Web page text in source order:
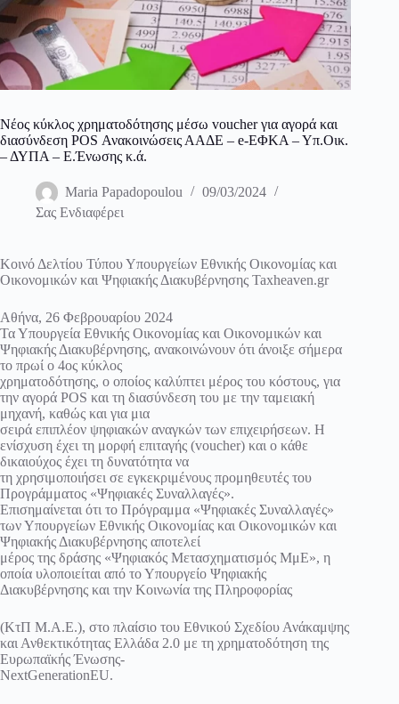
Νέος κύκλος χρηματοδότησης μέσω voucher για αγορά και
διασύνδεση POS Ανακοινώσεις ΑΑΔΕ – e-ΕΦΚΑ – Υπ.Οικ.
– ΔΥΠΑ – Ε.Ένωσης κ.ά.
Maria Papadopoulou
09/03/2024
Σας Ενδιαφέρει
Κοινό Δελτίου Τύπου Υπουργείων Εθνικής Οικονομίας και
Οικονομικών και Ψηφιακής Διακυβέρνησης Taxheaven.gr
Αθήνα, 26 Φεβρουαρίου 2024
Τα Υπουργεία Εθνικής Οικονομίας και Οικονομικών και
Ψηφιακής Διακυβέρνησης, ανακοινώνουν ότι άνοιξε σήμερα
το πρωί ο 4ος κύκλος
χρηματοδότησης, ο οποίος καλύπτει μέρος του κόστους, για
την αγορά POS και τη διασύνδεση του με την ταμειακή
μηχανή, καθώς και για μια
σειρά επιπλέον ψηφιακών αναγκών των επιχειρήσεων. Η
ενίσχυση έχει τη μορφή επιταγής (voucher) και ο κάθε
δικαιούχος έχει τη δυνατότητα να
τη χρησιμοποιήσει σε εγκεκριμένους προμηθευτές του
Προγράμματος «Ψηφιακές Συναλλαγές».
Επισημαίνεται ότι το Πρόγραμμα «Ψηφιακές Συναλλαγές»
των Υπουργείων Εθνικής Οικονομίας και Οικονομικών και
Ψηφιακής Διακυβέρνησης αποτελεί
μέρος της δράσης «Ψηφιακός Μετασχηματισμός ΜμΕ», η
οποία υλοποιείται από το Υπουργείο Ψηφιακής
Διακυβέρνησης και την Κοινωνία της Πληροφορίας
(ΚτΠ Μ.Α.Ε.), στο πλαίσιο του Εθνικού Σχεδίου Ανάκαμψης
και Ανθεκτικότητας Ελλάδα 2.0 με τη χρηματοδότηση της
Ευρωπαϊκής Ένωσης-
NextGenerationEU.